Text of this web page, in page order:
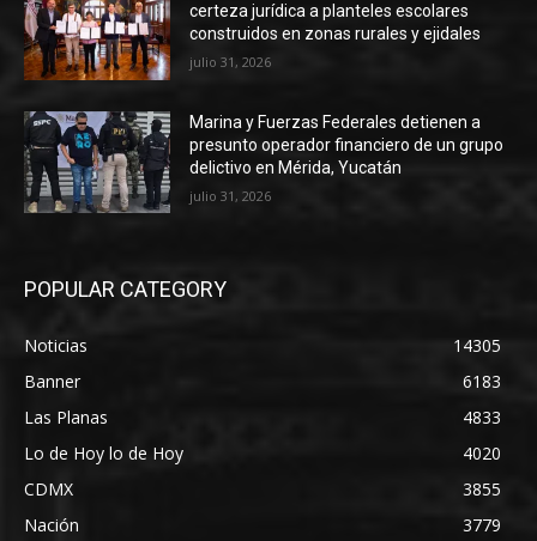
certeza jurídica a planteles escolares
construidos en zonas rurales y ejidales
julio 31, 2026
Marina y Fuerzas Federales detienen a
presunto operador financiero de un grupo
delictivo en Mérida, Yucatán
julio 31, 2026
POPULAR CATEGORY
Noticias
14305
Banner
6183
Las Planas
4833
Lo de Hoy lo de Hoy
4020
CDMX
3855
Nación
3779